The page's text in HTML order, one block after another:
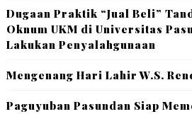
Dugaan Praktik “Jual Beli”
Oknum UKM di Universitas
Lakukan Penyalahgunaan
Mengenang Hari Lahir W.S.
Paguyuban Pasundan Siap